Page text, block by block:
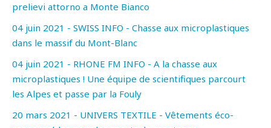
prelievi attorno a Monte Bianco
04 juin 2021 - SWISS INFO - Chasse aux microplastiques
dans le massif du Mont-Blanc
04 juin 2021 - RHONE FM INFO - A la chasse aux
microplastiques ! Une équipe de scientifiques parcourt
les Alpes et passe par la Fouly
20 mars 2021 - UNIVERS TEXTILE - Vêtements éco-